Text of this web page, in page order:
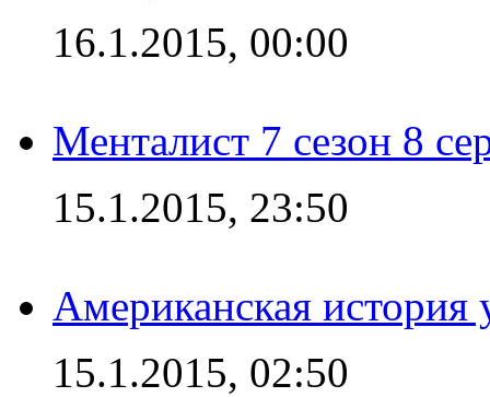
16.1.2015, 00:00
Менталист 7 сезон 8
15.1.2015, 23:50
Американская история
15.1.2015, 02:50